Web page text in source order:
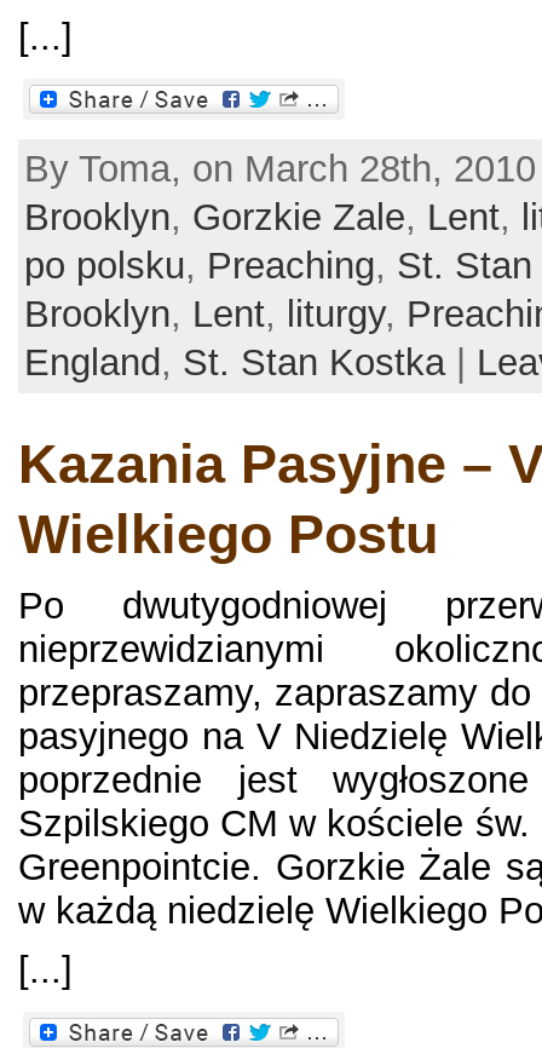
[...]
By Toma, on March 28th,
Brooklyn, Gorzkie Zale, Lent,
po polsku, Preaching, St.
Brooklyn, Lent, liturgy,
England, St. Stan Kostka|
Kazania Pasyjne –
Wielkiego Postu
Po dwutygodniowej
nieprzewidzianymi
przepraszamy, zapraszamy
pasyjnego na V Niedzielę
poprzednie jest
Szpilskiego CM w kościele św.
Greenpointcie. Gorzkie Żale
w każdą niedzielę Wielkiego
[...]